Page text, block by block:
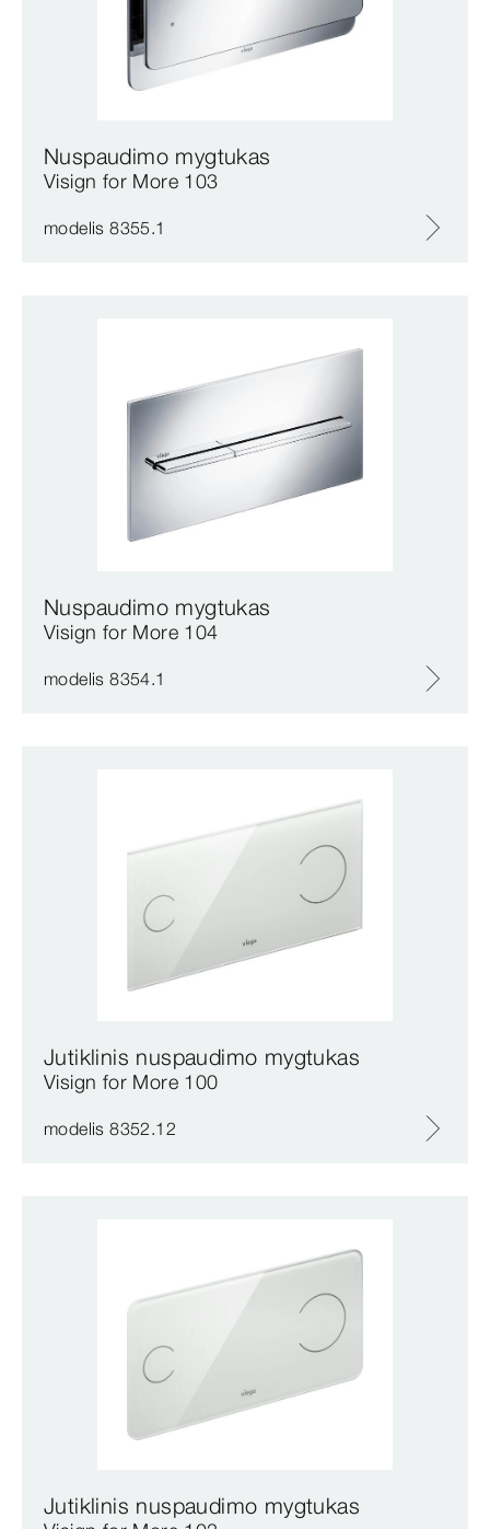
Nuspaudimo mygtukas
Visign for More 103
modelis 8355.1
Nuspaudimo mygtukas
Visign for More 104
modelis 8354.1
Jutiklinis nuspaudimo mygtukas
Visign for More 100
modelis 8352.12
Jutiklinis nuspaudimo mygtukas